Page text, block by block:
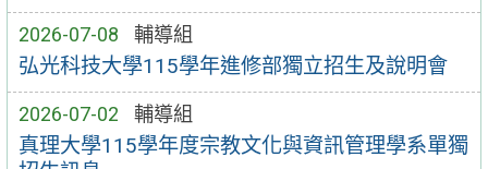
2026-07-08 輔導組
弘光科技大學115學年進修部獨立招生及說明會
2026-07-02 輔導組
真理大學115學年度宗教文化與資訊管理學系單獨